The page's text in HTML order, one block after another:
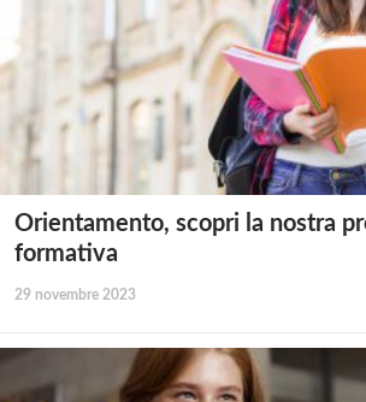
Orientamento, scopri la nostra
formativa
29 novembre 2023